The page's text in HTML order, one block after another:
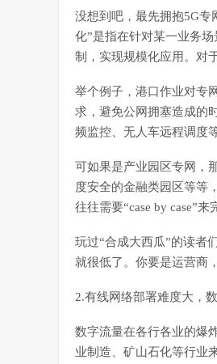
没想到吧，最先拥抱5G专
化”是指在针对某一业务
制，实现规模化应用。对
举个例子，港口作业对专
求，避免公网拥塞造成的
频监控、无人车远程调度
可如果是产业园区专网，
度安全的金融类园区等等
往往需要“case by case”来
玩过“合成大西瓜”的读者
就很低了。你要是运营商
2.有线网络部署难度大，
数字流量在各行各业的爆
业制造、矿山石化等行业